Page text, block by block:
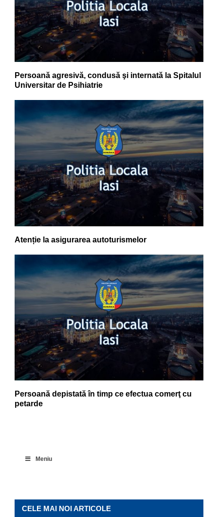
Persoană agresivă, condusă şi internată la Spitalul
Universitar de Psihiatrie
Atenție la asigurarea autoturismelor
Persoană depistată în timp ce efectua comerţ cu
petarde
Meniu
CELE MAI NOI ARTICOLE